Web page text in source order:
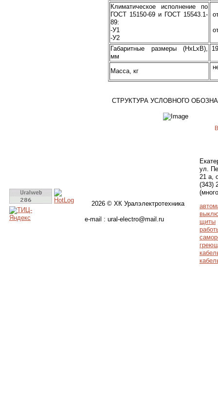
Климатическое исполнение по
ГОСТ 15150-69 и ГОСТ 15543.1-
89:
-У1
-У2
Габаритные размеры (HxLxB),
мм
Масса, кг
СТРУКТУРА УСЛОВНОГО
2026 © ХК Уралэлектротехника
e-mail : ural-electro@mail.ru
ул.
21 а,
(343)
щиты